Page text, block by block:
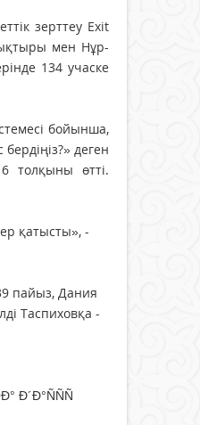
зерттеу Exit
мен Нұр-
134 учаске
бойынша,
деген
толқыны өтті.
қатысты», -
пайыз, Дания
Таспиховқа -